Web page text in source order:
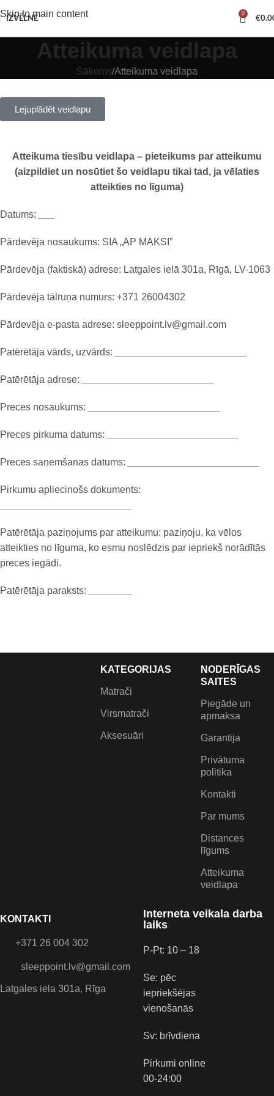
Skip to main content
IZVĒLNE
0
€
Atteikuma veidlapa
Sākums Atteikuma veidlapa
Lejuplādēt veidlapu
Atteikuma tiesību veidlapa – pieteikums par atteikumu
(aizpildiet un nosūtiet šo veidlapu tikai tad, ja vēlaties
atteikties no līguma)
Datums:
Pārdevēja nosaukums: SIA „AP MAKSI”
Pārdevēja (faktiskā) adrese: Latgales ielā 301a, Rīgā, LV-1063
Pārdevēja tālruņa numurs: +371 26004302
Pārdevēja e-pasta adrese: sleeppoint.lv@gmail.com
Patērētāja vārds, uzvārds:
Patērētāja adrese:
Preces nosaukums:
Preces pirkuma datums:
Preces saņemšanas datums:
Pirkumu apliecinošs dokuments:
Patērētāja paziņojums par atteikumu: paziņoju, ka vēlos
atteikties no līguma, ko esmu noslēdzis par iepriekš norādītās
preces iegādi.
Patērētāja paraksts:
KATEGORIJAS
Matrači
Virsmatrači
Aksesuāri
KONTAKTI
+371 26 004 302
sleeppoint.lv@gmail.com
Latgales iela 301a, Rīga
NODERĪGAS
SAITES
Piegāde un
apmaksa
Garantija
Privātuma
politika
Kontakti
Par mums
Distances
līgums
Atteikuma
veidlapa
Interneta veikala darba
laiks
P-Pt: 10 – 18
Se: pēc
iepriekšējas
vienošanās
Sv: brīvdiena
Pirkumi online
00-24:00